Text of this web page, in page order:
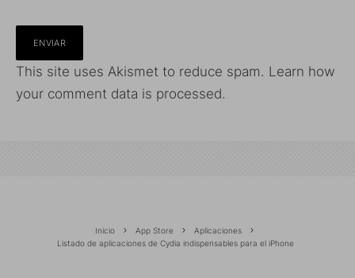
This site uses Akismet to reduce spam. Learn how
your comment data is processed.
Inicio App Store
Aplicaciones
Listado de aplicaciones de Cydia indispensables para el iPhone